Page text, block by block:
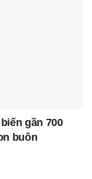
gần 700
buôn